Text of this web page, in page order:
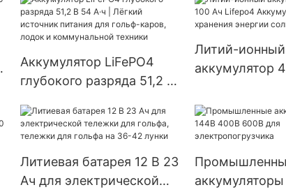
Аккумулятор LiFePO4
глубокого разряда 51,2 В
питания для гольф-каров,
лодок и коммунальной
техники
Литий-ионный
аккумулятор
для хранения
солнечной
Литиевая батарея 12 В 23
Ач для электрической